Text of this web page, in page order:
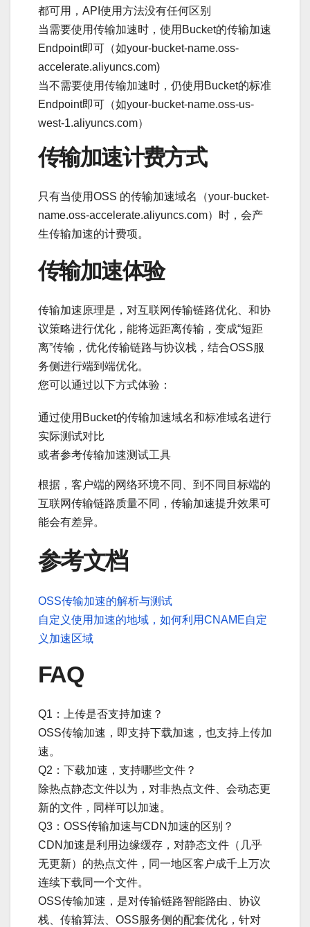
都可用，API使用方法没有任何区别
当需要使用传输加速时，使用Bucket的传输加速
Endpoint即可（如your-bucket-name.oss-
accelerate.aliyuncs.com)
当不需要使用传输加速时，仍使用Bucket的标准
Endpoint即可（如your-bucket-name.oss-us-
west-1.aliyuncs.com）
传输加速计费方式
只有当使用OSS 的传输加速域名（your-bucket-
name.oss-accelerate.aliyuncs.com）时，会产
生传输加速的计费项。
传输加速体验
传输加速原理是，对互联网传输链路优化、和协
议策略进行优化，能将远距离传输，变成“短距
离”传输，优化传输链路与协议栈，结合OSS服
务侧进行端到端优化。
您可以通过以下方式体验：
通过使用Bucket的传输加速域名和标准域名进行
实际测试对比
或者参考传输加速测试工具
根据，客户端的网络环境不同、到不同目标端的
互联网传输链路质量不同，传输加速提升效果可
能会有差异。
参考文档
OSS传输加速的解析与测试
自定义使用加速的地域，如何利用CNAME自定
义加速区域
FAQ
Q1：上传是否支持加速？
OSS传输加速，即支持下载加速，也支持上传加
速。
Q2：下载加速，支持哪些文件？
除热点静态文件以为，对非热点文件、会动态更
新的文件，同样可以加速。
Q3：OSS传输加速与CDN加速的区别？
CDN加速是利用边缘缓存，对静态文件（几乎
无更新）的热点文件，同一地区客户成千上万次
连续下载同一个文件。
OSS传输加速，是对传输链路智能路由、协议
栈、传输算法、OSS服务侧的配套优化，针对